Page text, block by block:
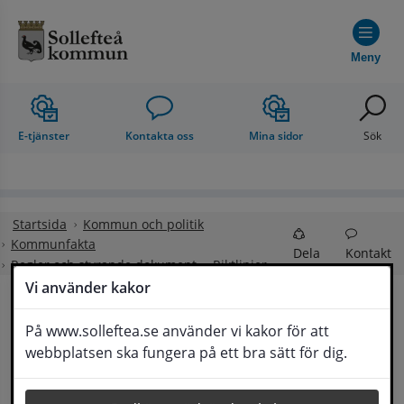
Vi använder kakor
På www.solleftea.se använder vi kakor för att
webbplatsen ska fungera på ett bra sätt för dig.
Meny
E-tjänster Kontakta oss Mina sidor Sök
Startsida
Kommun och politik
Kommunfakta
Regler och styrande dokument
Riktlinjer
Dela Kontakt
Riktlinjer
Riktlinjer är dokument till grund för styrning av